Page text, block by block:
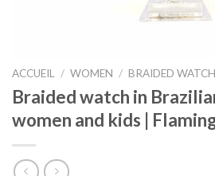
ACCUEIL / WOMEN / BRAIDED
Braided watch in
women and kids |